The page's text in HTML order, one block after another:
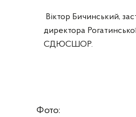
Віктор Бичинський, з
директора
Фото: